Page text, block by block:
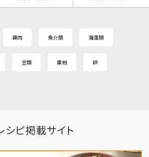
鶏肉 魚介類 海藻類
豆類 果物 卵
シピ掲載サイト